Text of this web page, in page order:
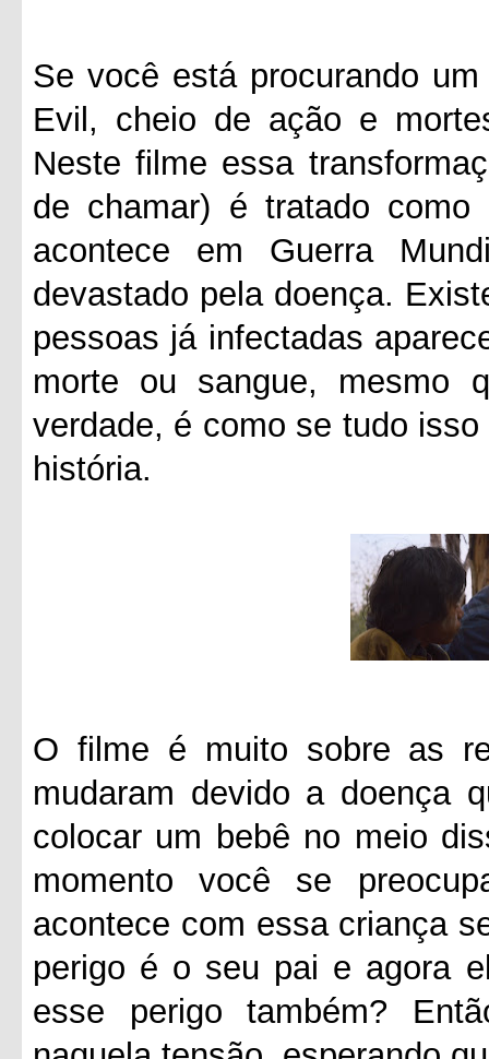
Se você está procurando
Evil, cheio de ação e
Neste filme essa
de chamar) é tratado como
acontece em Guerra
devastado pela doença.
pessoas já infectadas
morte ou sangue, mesmo
verdade, é como se tudo
história.
O filme é muito sobre as
mudaram devido a doença
colocar um bebê no meio
momento você se
acontece com essa criança
perigo é o seu pai e agora
esse perigo também?